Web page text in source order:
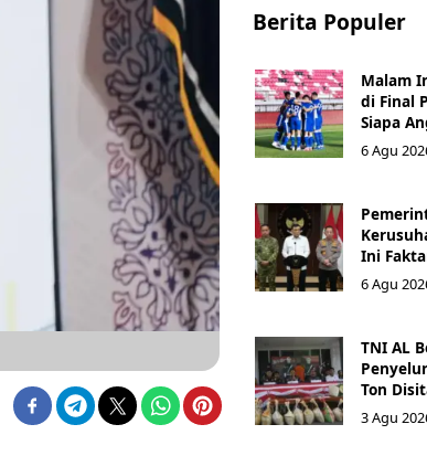
Berita Populer
Malam
di Final
Siapa
6 Agu
Ini
6 Agu
TNI AL
Ton
3 Agu